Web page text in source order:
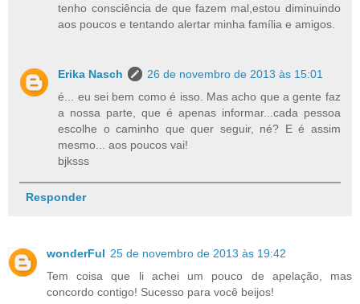
tenho consciência de que fazem mal,estou diminuindo
aos poucos e tentando alertar minha família e amigos.
Erika Nasch
26 de novembro de 2013 às 15:01
é... eu sei bem como é isso. Mas acho que a gente faz
a nossa parte, que é apenas informar...cada pessoa
escolhe o caminho que quer seguir, né? E é assim
mesmo... aos poucos vai!
bjksss
Responder
wonderFul 25 de novembro de 2013 às 19:42
Tem coisa que li achei um pouco de apelação, mas
concordo contigo! Sucesso para você beijos!